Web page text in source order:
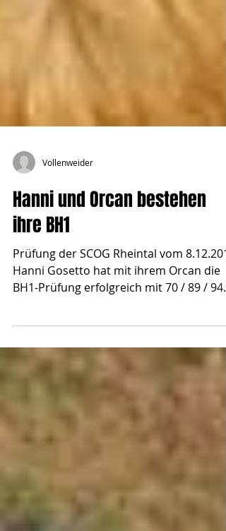
Vollenweider
Hanni und Orcan bestehen
ihre BH1
Prüfung der SCOG Rheintal vom
Hanni Gosetto hat mit ihrem Orcan die
Punkten...